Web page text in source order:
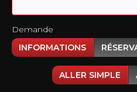
Demande
INFORMATIONS
ALLER SIMPLE